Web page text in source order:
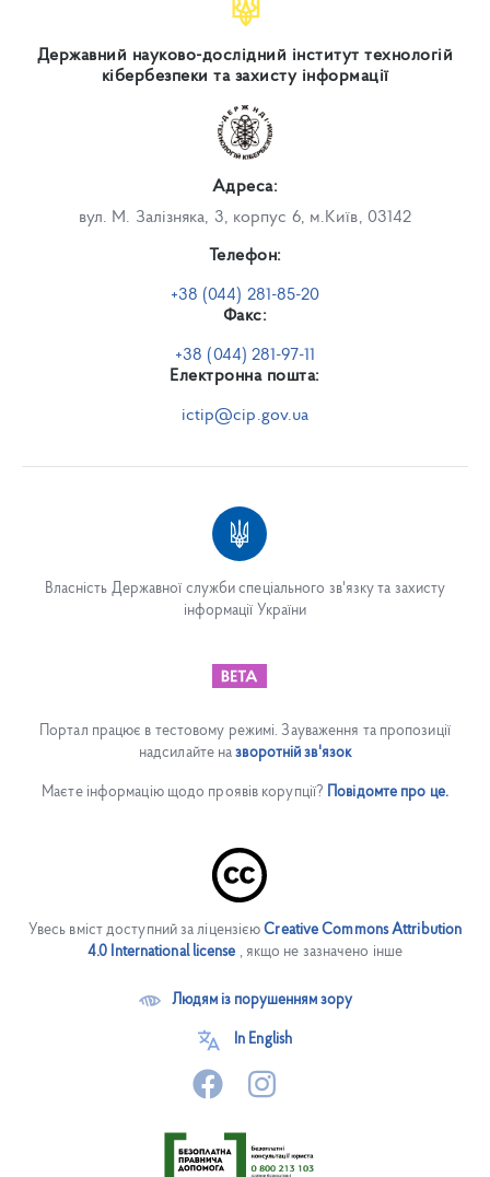
Державний науково-дослідний інститут технологій
кібербезпеки та захисту інформації
Адреса:
вул. М. Залізняка, 3, корпус 6, м.Київ, 03142
Телефон:
+38 (044) 281-85-20
Факс:
+38 (044) 281-97-11
Електронна пошта:
ictip@cip.gov.ua
Власність Державної служби спеціального зв'язку та захисту
інформації України
Портал працює в тестовому режимі. Зауваження та пропозиції
надсилайте назворотній зв'язок
Маєте інформацію щодо проявів корупції? Повідомте про це.
Увесь вміст доступний за ліцензієюCreative Commons Attribution
4.0 International license , якщо не зазначено інше
Людям із порушенням зору
In English